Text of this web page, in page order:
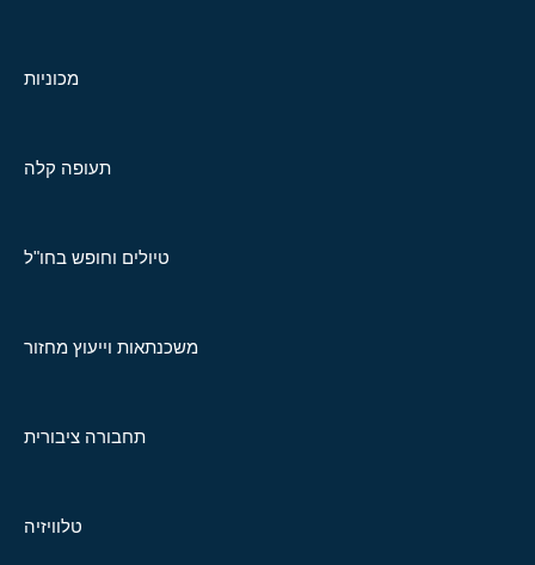
מכוניות
תעופה קלה
טיולים וחופש בחו"ל
משכנתאות וייעוץ מחזור
תחבורה ציבורית
טלוויזיה